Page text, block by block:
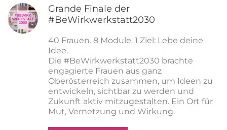
Grande Finale der
#BeWirkwerkstatt2030
40 Frauen. 8 Module. 1 Ziel: Lebe deine
Idee.
Die #BeWirkwerkstatt2030 brachte
engagierte Frauen aus ganz
Oberösterreich zusammen, um Ideen zu
entwickeln, sichtbar zu werden und
Zukunft aktiv mitzugestalten. Ein Ort für
Mut, Vernetzung und Wirkung.